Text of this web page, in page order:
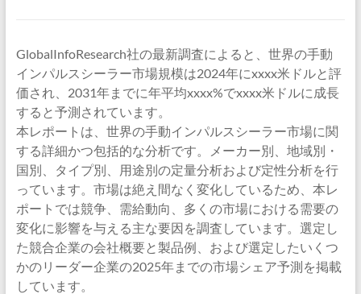
GlobalInfoResearch社の最新調査によると、世界の手動
インパルスシーラー市場規模は2024年にxxxx米ドルと評
価され、2031年までに年平均xxxx%でxxxx米ドルに成長
すると予測されています。
本レポートは、世界の手動インパルスシーラー市場に関
する詳細かつ包括的な分析です。メーカー別、地域別・
国別、タイプ別、用途別の定量分析および定性分析を行
っています。市場は絶え間なく変化しているため、本レ
ポートでは競争、需給動向、多くの市場における需要の
変化に影響を与える主な要因を調査しています。選定し
た競合企業の会社概要と製品例、および選定したいくつ
かのリーダー企業の2025年までの市場シェア予測を掲載
しています。